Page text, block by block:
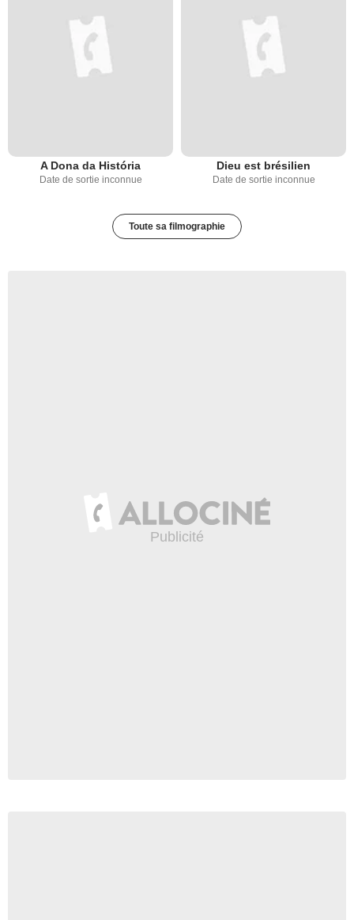
A Dona da História
Date de sortie inconnue
Dieu est brésilien
Date de sortie inconnue
Toute sa filmographie